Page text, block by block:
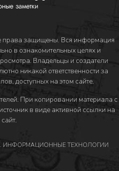
права защищены. Вся информация
в ознакомительных целях и
Владельцы и создатели
никакой ответственности за
доступных на этом сайте.
. При копировании материала с
в виде активной ссылки на
сайт.
ИНФОРМАЦИОННЫЕ ТЕХНОЛОГИИ